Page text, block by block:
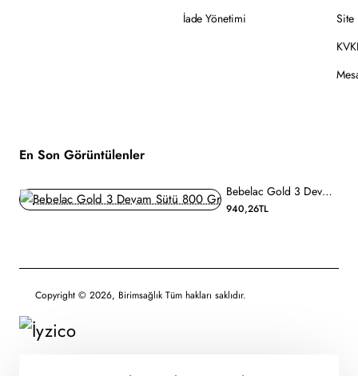
İade Yönetimi
Site
En Son Görüntülenler
Bebelac Gold 3 Devam Sütü 800 Gr
940,26TL
Copyright © 2026, Birimsağlık Tüm hakları saklıdır.